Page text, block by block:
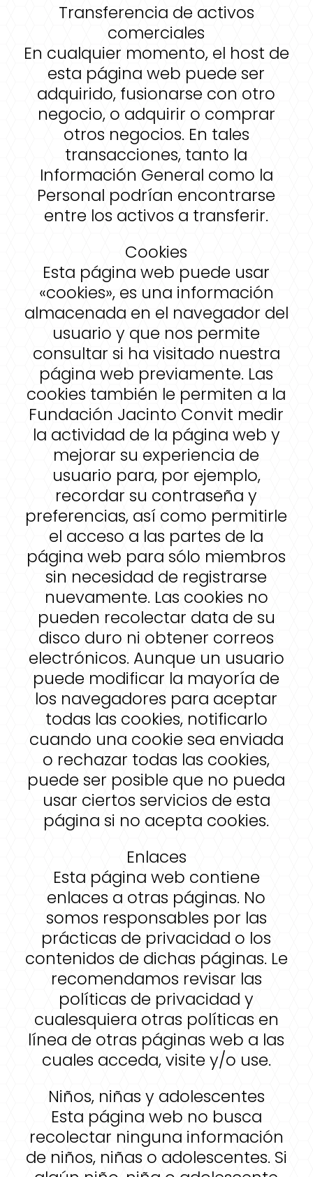
Transferencia de activos
comerciales
En cualquier momento, el host de
esta página web puede ser
adquirido, fusionarse con otro
negocio, o adquirir o comprar
otros negocios. En tales
transacciones, tanto la
Información General como la
Personal podrían encontrarse
entre los activos a transferir.
Cookies
Esta página web puede usar
«cookies», es una información
almacenada en el navegador del
usuario y que nos permite
consultar si ha visitado nuestra
página web previamente. Las
cookies también le permiten a la
Fundación Jacinto Convit medir
la actividad de la página web y
mejorar su experiencia de
usuario para, por ejemplo,
recordar su contraseña y
preferencias, así como permitirle
el acceso a las partes de la
página web para sólo miembros
sin necesidad de registrarse
nuevamente. Las cookies no
pueden recolectar data de su
disco duro ni obtener correos
electrónicos. Aunque un usuario
puede modificar la mayoría de
los navegadores para aceptar
todas las cookies, notificarlo
cuando una cookie sea enviada
o rechazar todas las cookies,
puede ser posible que no pueda
usar ciertos servicios de esta
página si no acepta cookies.
Enlaces
Esta página web contiene
enlaces a otras páginas. No
somos responsables por las
prácticas de privacidad o los
contenidos de dichas páginas. Le
recomendamos revisar las
políticas de privacidad y
cualesquiera otras políticas en
línea de otras páginas web a las
cuales acceda, visite y/o use.
Niños, niñas y adolescentes
Esta página web no busca
recolectar ninguna información
de niños, niñas o adolescentes. Si